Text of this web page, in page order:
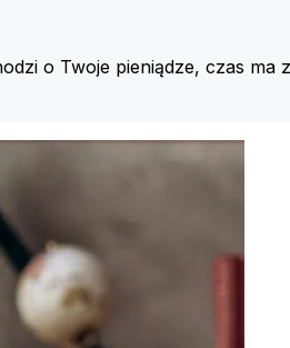
o Twoje pieniądze, czas ma